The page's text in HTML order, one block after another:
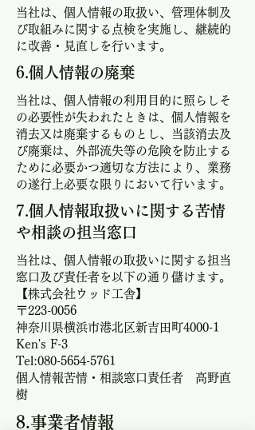
​当社は、個人情報の取扱い、管理体制及
び取組みに関する点検を実施し、継続的
に改善・見直しを行います。
​6.個人情報の廃棄
​当社は、個人情報の利用目的に照らしそ
の必要性が失われたときは、個人情報を
消去又は廃棄するものとし、当該消去及
び廃棄は、外部流失等の危険を防止する
ために必要かつ適切な方法により、業務
の遂行上必要な限りにおいて行います。
​7.個人情報取扱いに関する苦情
や相談の担当窓口
​当社は、個人情報の取扱いに関する担当
窓口及び責任者を以下の通り儲けます。
【株式会社ウッド工舎】
〒223-0056
神奈川県横浜市港北区新吉田町4000-1
Ken's F-3
Tel:080-5654-5761
個人情報苦情・相談窓口責任者 高野直
樹
​8.事業者情報